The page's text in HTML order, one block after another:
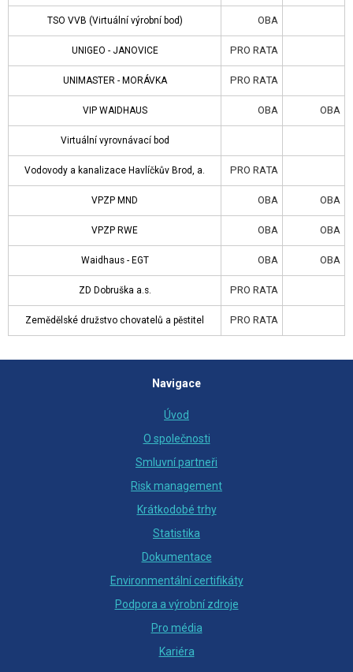
TSO VVB (Virtuální výrobní bod) OBA
UNIGEO - JANOVICE PRO RATA
UNIMASTER - MORÁVKA PRO RATA
VIP WAIDHAUS OBA OBA
Virtuální vyrovnávací bod
Vodovody a kanalizace Havlíčkův Brod, a. PRO RATA
VPZP MND OBA OBA
VPZP RWE OBA OBA
Waidhaus - EGT OBA OBA
ZD Dobruška a.s. PRO RATA
Zemědělské družstvo chovatelů a pěstitel PRO RATA
UNIGEO - JANOVICE
UNIMASTER - MORÁVKA
VIP WAIDHAUS
Virtuální vyrovnávací bod
Vodovody a kanalizace Havlíčkův Brod, a.
VPZP MND
VPZP RWE
Waidhaus - EGT
ZD Dobruška a.s.
Zemědělské družstvo chovatelů a pěstitel
Navigace
Úvod
O společnosti
Smluvní partneři
Risk management
Krátkodobé trhy
Statistika
Dokumentace
Environmentální certifikáty
Podpora a výrobní zdroje
Pro média
Kariéra